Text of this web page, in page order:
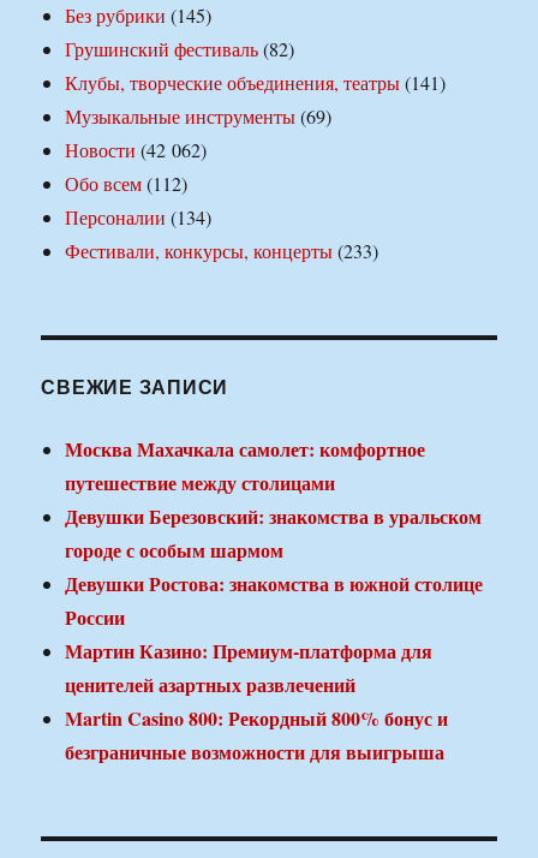
Без рубрики (145)
Грушинский фестиваль(82)
Клубы, творческие объединения, театры(141)
Музыкальные инструменты(69)
Новости (42 062)
Обо всем(112)
Персоналии (134)
Фестивали, конкурсы, концерты(233)
СВЕЖИЕ ЗАПИСИ
Москва Махачкала самолет: комфортное
путешествие между столицами
Девушки Березовский: знакомства в уральском
городе с особым шармом
Девушки Ростова: знакомства в южной столице
России
Мартин Казино: Премиум-платформа для
ценителей азартных развлечений
Martin Casino 800: Рекордный 800% бонус и
безграничные возможности для выигрыша